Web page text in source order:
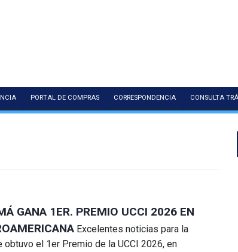
PORTAL DE COMPRAS CORRESPONDENCIA CONSULTA
GANA 1ER. PREMIO UCCI 2026 EN
Excelentes noticias para la
obtuvo el 1er Premio de la UCCI 2026, en